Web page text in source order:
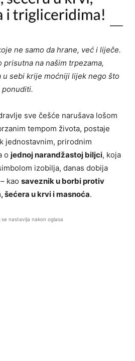
ne samo da hrane, već i liječe.
prisutna na našim trpezama,
u sebi krije moćniji lijek nego što
sve češće narušava lošom
tempom života, postaje
jednostavnim, prirodnim
o jednoj narandžastoj biljci, koja
izobilja, danas dobija
kao saveznik u borbi protiv
šećera u krvi i masnoća.
se nastavlja nakon oglasa